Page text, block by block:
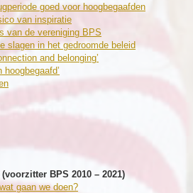
goed voor hoogbegaafden
van inspiratie
van de vereniging BPS
slagen in het gedroomde beleid
and belonging’
BPS 2010 – 2021)
gaan we doen?